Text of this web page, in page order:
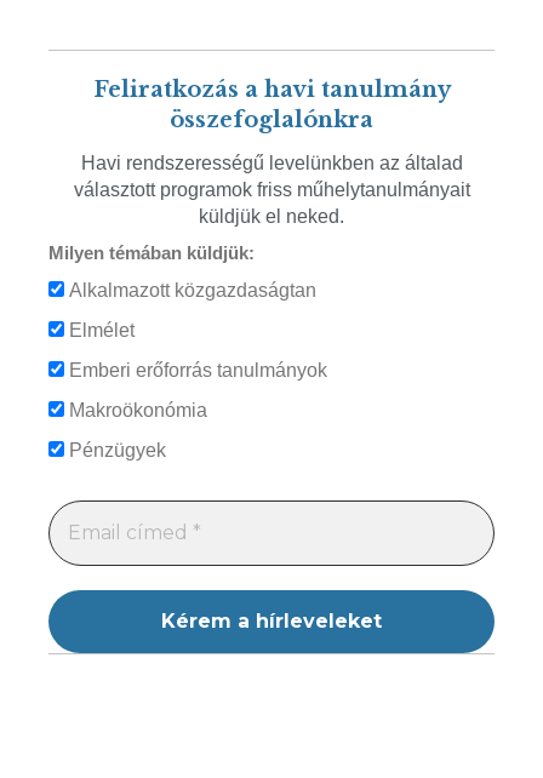
Feliratkozás a havi tanulmány
összefoglalónkra
Havi rendszerességű levelünkben az általad
választott programok friss műhelytanulmányait
küldjük el neked.
Milyen témában küldjük:
Alkalmazott közgazdaságtan
Elmélet
Emberi erőforrás tanulmányok
Makroökonómia
Pénzügyek